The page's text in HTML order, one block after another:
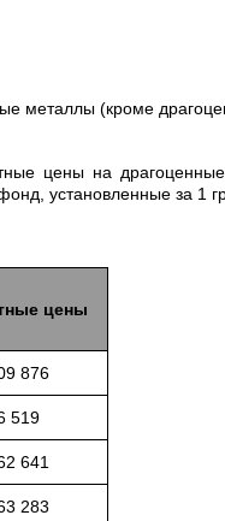
металлы (кроме
цены на
установленные за 1
цены
876
519
641
283